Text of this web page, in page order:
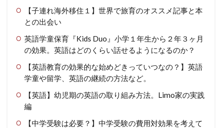
【子連れ海外移住１】世界で旅育のオススメ記事と本
との出会い
英語学童保育『Kids Duo』小学１年生から２年３ヶ月
の効果。英語はどのくらい話せるようになるのか？
【英語教育の効果的な始めどきっていつなの？】英語
学童や留学、英語の継続の方法など。
【英語】幼児期の英語の取り組み方法。Limo家の実践
編
【中学受験は必要？】中学受験の費用対効果を考えて